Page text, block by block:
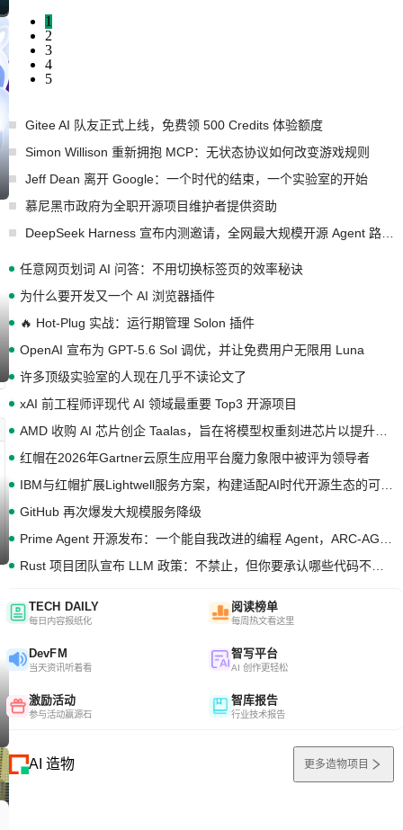
1
2
3
4
5
Gitee AI 队友正式上线，免费领 500 Credits 体验额度
Simon Willison 重新拥抱 MCP：无状态协议如何改变游戏规则
Jeff Dean 离开 Google：一个时代的结束，一个实验室的开始
慕尼黑市政府为全职开源项目维护者提供资助
任意网页划词 AI 问答：不用切换标签页的效率秘诀
为什么要开发又一个 AI 浏览器插件
🔥 Hot-Plug 实战：运行期管理 Solon 插件
OpenAI 宣布为 GPT-5.6 Sol 调优，并让免费用户无限用 Luna
许多顶级实验室的人现在几乎不读论文了
xAI 前工程师评现代 AI 领域最重要 Top3 开源项目
红帽在2026年Gartner云原生应用平台魔力象限中被评为领导者
GitHub 再次爆发大规模服务降级
TECH DAILY
每日内容报纸化
阅读榜单
每周热文看这里
DevFM
当天资讯听着看
智写平台
AI 创作更轻松
激励活动
参与活动赢源石
智库报告
行业技术报告
AI 造物 更多造物项目